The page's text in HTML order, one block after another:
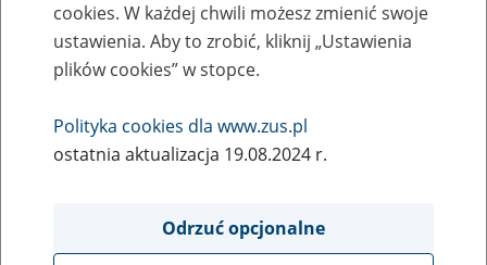
Zaproś ZUS do siebie - zakładanie profili
eZUS w siedzibie Twojej firmy
Rodzaj wydarzenia
Szkolenia
Obszar merytoryczny
obsługa klientów
cookies. W każdej chwili możesz zmienić swoje
ustawienia. Aby to zrobić, kliknij „Ustawienia
plików cookies” w stopce.
Polityka cookies dla www.zus.pl
ostatnia aktualizacja 19.08.2024 r.
Odrzuć opcjonalne